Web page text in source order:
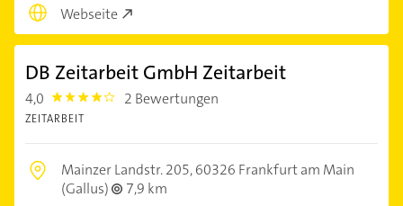
Webseite
DB Zeitarbeit GmbH Zeitarbeit
4,0 4.0 2 Bewertungen
ZEITARBEIT
Mainzer Landstr. 205,60326 Frankfurt am Main
(Gallus)
7,9 km